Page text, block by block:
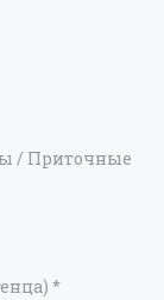
/ Приточные
*